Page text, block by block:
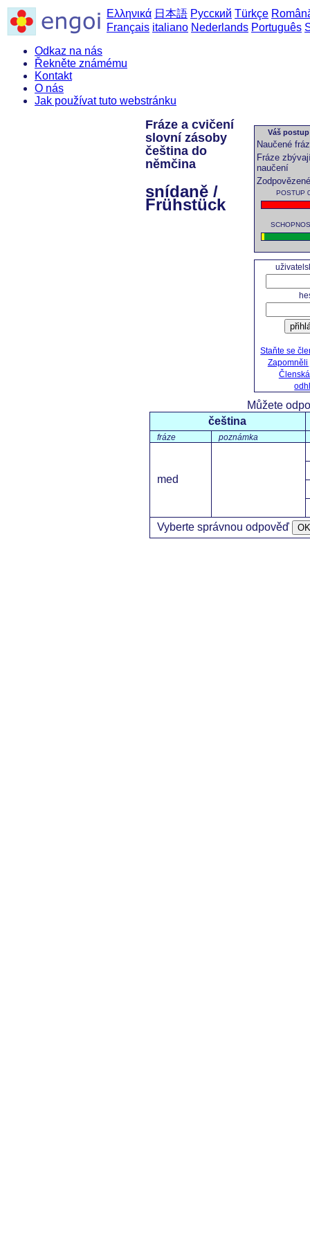
Ελληνικά 日本語 Русский Türkçe
Français italiano Nederlands Português
Odkaz na nás
Řekněte známému
Kontakt
O nás
Jak používat tuto webstránku
Váš
Naučené
Fráze
naučení
POSTUP
Staňte se
Zapomněli
Fráze a cvičení
slovní zásoby
čeština do
němčina
snídaně /
Frühstück
Můžete
čeština
fráze poznámka
med
Vyberte správnou odpověď